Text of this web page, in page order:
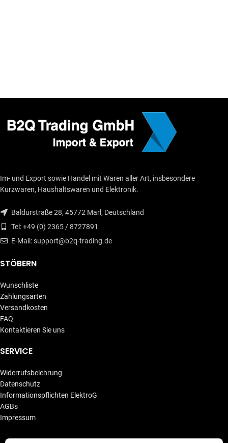
Im- und Export sowie Handel mit Waren aller Art, insbesondere
Kurzwaren, Haushaltswaren und Elektronik.
Baldurstraße 28, 45772 Marl, Deutschland
Tel: +49 (0) 2365 / 8727891
E-Mail: support@b2q-trading.de
STÖBERN
Wunschliste
Zahlungsarten
Versandkosten
FAQ
Kontaktieren Sie uns
SERVICE
Widerrufsbelehrung
Datenschutz
Informationspflichten ElektroG
AGBs
Impressum